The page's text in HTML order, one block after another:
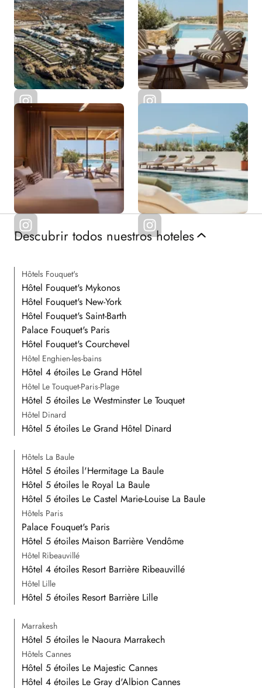
Descubrir todos nuestros hoteles
Hôtels Fouquet's
Hôtel Fouquet's Mykonos
Hôtel Fouquet's New-York
Hôtel Fouquet's Saint-Barth
Palace Fouquet's Paris
Hôtel Fouquet's Courchevel
Hôtel Enghien-les-bains
Hôtel 4 étoiles Le Grand Hôtel
Hôtel Le Touquet-Paris-Plage
Hôtel 5 étoiles Le Westminster Le Touquet
Hôtel Dinard
Hôtel 5 étoiles Le Grand Hôtel Dinard
Hôtels La Baule
Hôtel 5 étoiles l'Hermitage La Baule
Hôtel 5 étoiles le Royal La Baule
Hôtel 5 étoiles Le Castel Marie-Louise La Baule
Hôtels Paris
Palace Fouquet's Paris
Hôtel 5 étoiles Maison Barrière Vendôme
Hôtel Ribeauvillé
Hôtel 4 étoiles Resort Barrière Ribeauvillé
Hôtel Lille
Hôtel 5 étoiles Resort Barrière Lille
Marrakesh
Hôtel 5 étoiles le Naoura Marrakech
Hôtels Cannes
Hôtel 5 étoiles Le Majestic Cannes
Hôtel 4 étoiles Le Gray d'Albion Cannes